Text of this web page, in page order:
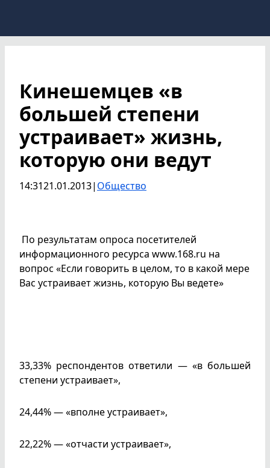
Кинешемцев «в
большей степени
устраивает» жизнь,
которую они ведут
14:3121.01.2013| Общество
По результатам опроса посетителей
информационного ресурса www.168.ru на
вопрос «Если говорить в целом, то в какой мере
Вас устраивает жизнь, которую Вы ведете»
33,33% респондентов ответили — «в большей
степени устраивает»,
24,44% — «вполне устраивает»,
22,22% — «отчасти устраивает»,